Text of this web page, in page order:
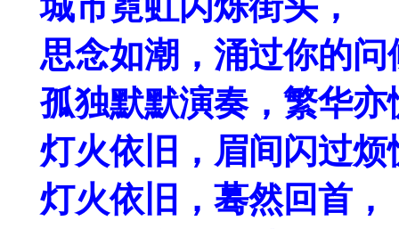
思念如潮，涌过你的问
孤独默默演奏，繁华亦
灯火依旧，眉间闪过烦
灯火依旧，蓦然回首，